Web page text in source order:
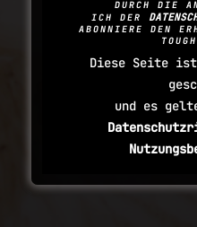
DURCH DIE
ICH DER
ABONNIERE DEN
Diese Seite ist
und es